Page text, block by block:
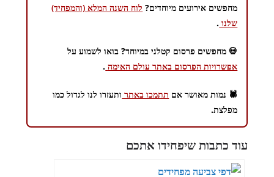
מחפשים אירועים מיוחדים? לוח השנה המלא (והמפחיד)
שלנו .
💀 מחפשים פרסום קטלני במיוחד? בואו לשמוע על
אפשרויות הפרסום באתר עולם האימה .
🕷️ נמות מאושר אם תתמכו באתר ותעזרו לנו לגדול כמו
מפלצת.
עוד כתבות שיפחידו אתכם